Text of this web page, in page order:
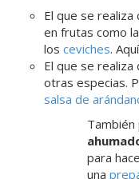
El que se
en frutas como
los ceviches.
El que se realiza
otras especias.
salsa de
para
una